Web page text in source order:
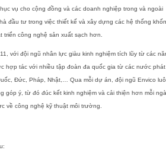
vụ cho cộng đồng và các doanh nghiệp trong và ngoài
đầu tư trong việc thiết kế và xây dựng các hệ thống
triển công nghệ sản xuất sạch hơn.
với đội ngũ nhân lực giàu kinh nghiệm tích lũy từ các
hợp tác với nhiều tập đoàn đa quốc gia từ các nước phát
Đức, Pháp, Nhật,… Qua mỗi dự án, đội ngũ Envico
góp ý, từ đó đúc kết kinh nghiệm và cải thiện hơn mỗi
về công nghệ kỹ thuật môi trường.